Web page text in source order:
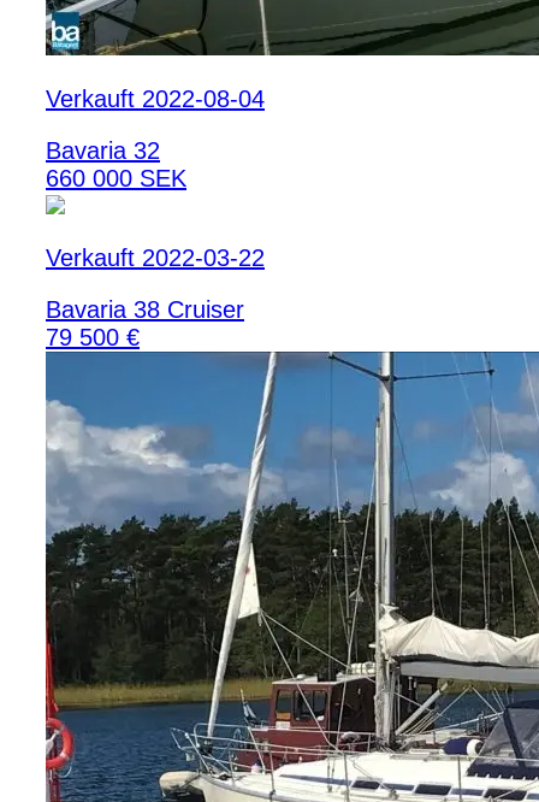
Verkauft 2022-08-04
Bavaria 32
660 000 SEK
Verkauft 2022-03-22
Bavaria 38 Cruiser
79 500 €